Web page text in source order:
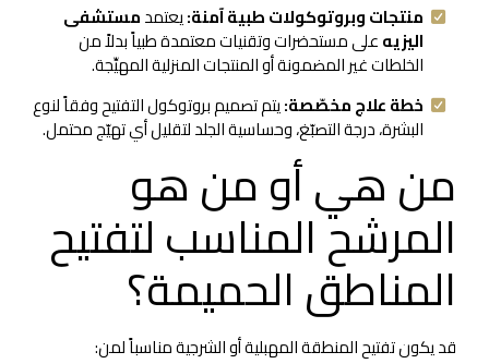
منتجات وبروتوكولات طبية آمنة:يعتمدمستشفى
اليزيهعلى مستحضرات وتقنيات معتمدة طبياً بدلاً من
الخلطات غير المضمونة أو المنتجات المنزلية المهيِّجة.
خطة علاج مخصّصة:يتم تصميم بروتوكول التفتيح وفقاً لنوع
البشرة، درجة التصبّغ، وحساسية الجلد لتقليل أي تهيّج محتمل.
من هي أو من هو
المرشح المناسب لتفتيح
المناطق الحميمة؟
قد يكون تفتيح المنطقة المهبلية أو الشرجية مناسباً لمن: